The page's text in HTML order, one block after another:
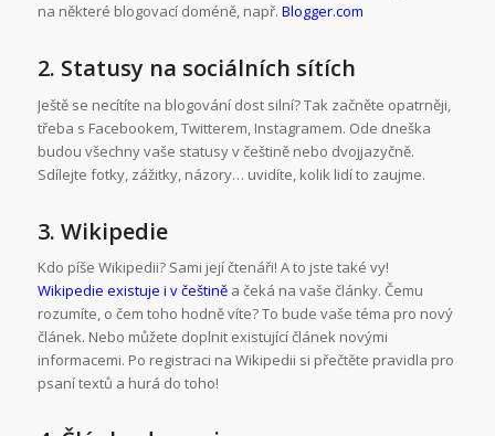
na některé blogovací doméně, např. Blogger.com
2. Statusy na sociálních sítích
Ještě se necítíte na blogování dost silní? Tak začněte opatrněji,
třeba s Facebookem, Twitterem, Instagramem. Ode dneška
budou všechny vaše statusy v češtině nebo dvojjazyčně.
Sdílejte fotky, zážitky, názory… uvidíte, kolik lidí to zaujme.
3. Wikipedie
Kdo píše Wikipedii? Sami její čtenáři! A to jste také vy!
Wikipedie existuje i v češtiněa čeká na vaše články. Čemu
rozumíte, o čem toho hodně víte? To bude vaše téma pro nový
článek. Nebo můžete doplnit existující článek novými
informacemi. Po registraci na Wikipedii si přečtěte pravidla pro
psaní textů a hurá do toho!